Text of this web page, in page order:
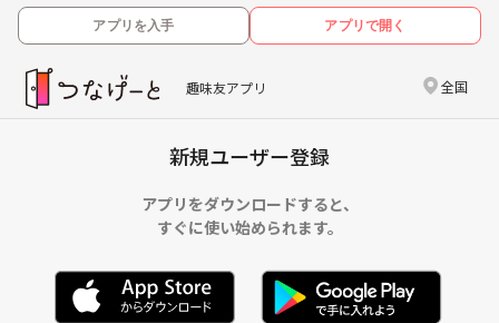
アプリを入手 アプリで開く
趣味友アプリ 全国
新規ユーザー登録
アプリをダウンロードすると、
すぐに使い始められます。